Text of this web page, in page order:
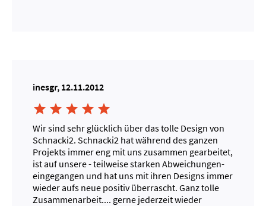
inesgr, 12.11.2012
    
Wir sind sehr glücklich über das tolle Design von
Schnacki2. Schnacki2 hat während des ganzen
Projekts immer eng mit uns zusammen gearbeitet,
ist auf unsere - teilweise starken Abweichungen-
eingegangen und hat uns mit ihren Designs immer
wieder aufs neue positiv überrascht. Ganz tolle
Zusammenarbeit.... gerne jederzeit wieder